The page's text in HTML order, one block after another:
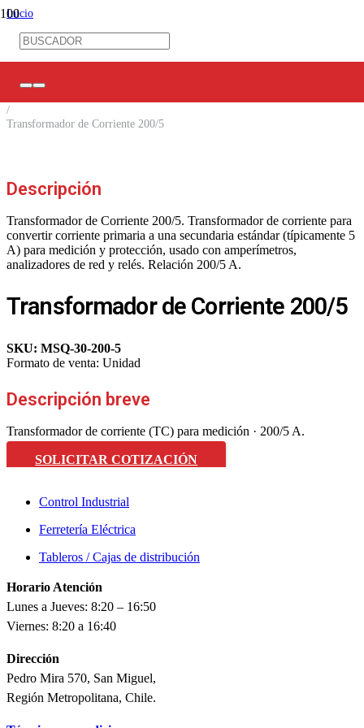
Inicio
Control Industrial
/
Transformador de Corriente 200/5
Descripción
Transformador de Corriente 200/5. Transformador de corriente para
convertir corriente primaria a una secundaria estándar (típicamente 5
A) para medición y protección, usado con amperímetros,
analizadores de red y relés. Relación 200/5 A.
Transformador de Corriente 200/5
SKU: MSQ-30-200-5
Formato de venta: Unidad
Descripción breve
Transformador de corriente (TC) para medición · 200/5 A.
SOLICITAR COTIZACIÓN
Control Industrial
Ferretería Eléctrica
Tableros / Cajas de distribución
Horario Atención
Lunes a Jueves: 8:20 – 16:50
Viernes: 8:20 a 16:40
Dirección
Pedro Mira 570, San Miguel,
Región Metropolitana, Chile.